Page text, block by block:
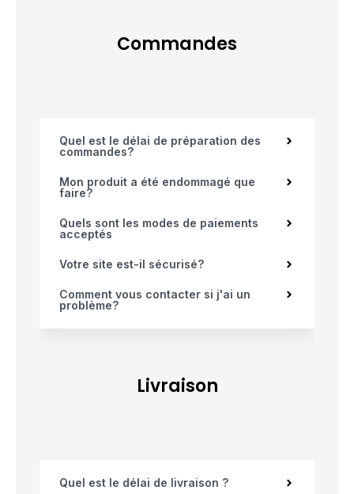
Commandes
Quel est le délai de préparation des
commandes?
Mon produit a été endommagé que
faire?
Quels sont les modes de paiements
acceptés
Votre site est-il sécurisé?
Comment vous contacter si j'ai un
problème?
Livraison
Quel est le délai de livraison ?